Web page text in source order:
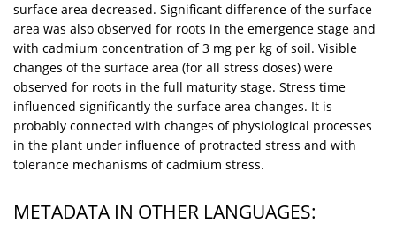
surface area decreased. Significant difference of the surface
area was also observed for roots in the emergence stage and
with cadmium concentration of 3 mg per kg of soil. Visible
changes of the surface area (for all stress doses) were
observed for roots in the full maturity stage. Stress time
influenced significantly the surface area changes. It is
probably connected with changes of physiological processes
in the plant under influence of protracted stress and with
tolerance mechanisms of cadmium stress.
METADATA IN OTHER LANGUAGES: